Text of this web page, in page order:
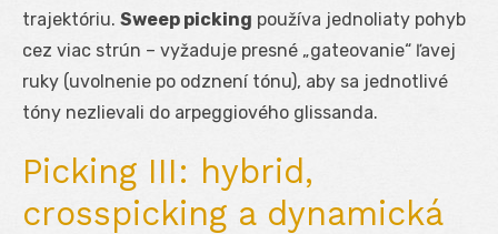
trajektóriu. Sweep picking používa jednoliaty pohyb
cez viac strún – vyžaduje presné „gateovanie“ ľavej
ruky (uvolnenie po odznení tónu), aby sa jednotlivé
tóny nezlievali do arpeggiového glissanda.
Picking III: hybrid,
crosspicking a dynamická